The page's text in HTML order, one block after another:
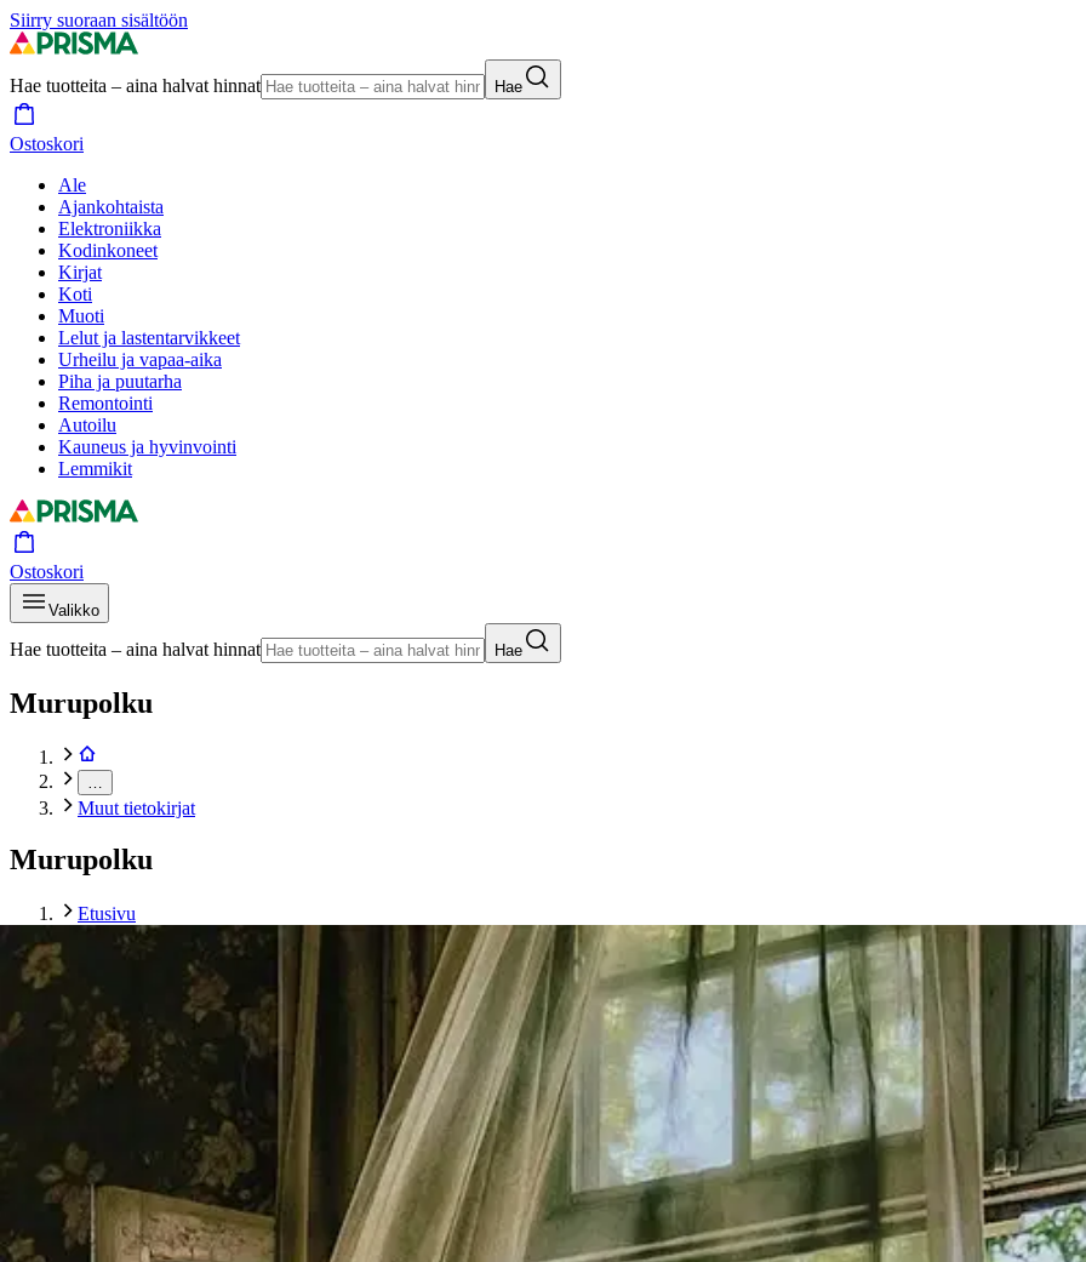
Siirry suoraan sisältöön
Hae tuotteita – aina halvat hinnat Hae
Ostoskori
Ale
Ajankohtaista
Elektroniikka
Kodinkoneet
Kirjat
Koti
Muoti
Lelut ja lastentarvikkeet
Urheilu ja vapaa-aika
Piha ja puutarha
Remontointi
Autoilu
Kauneus ja hyvinvointi
Lemmikit
Ostoskori
Valikko
Hae tuotteita – aina halvat hinnat Hae
Murupolku
Muut tietokirjat
Murupolku
Etusivu
Kirjat
Muut tietokirjat
Lindholm, Mummo kumossa ja muita kertomuksia
Tuotekuvat- ja videot
Ohita tuotekuva
Asiakasomistaja-alennus -15 %
Avaa kuva suurempana
Karusellin nuolipainikkeet